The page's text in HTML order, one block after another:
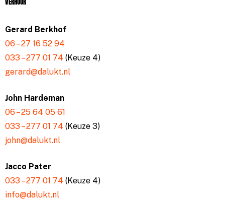
Verhuur
Gerard Berkhof
06 – 27 16 52 94
033 – 277 01 74 (Keuze 4)
gerard@dalukt.nl
John Hardeman
06 – 25 64 05 61
033 – 277 01 74 (Keuze 3)
john@dalukt.nl
Jacco Pater
033 – 277 01 74 (Keuze 4)
info@dalukt.nl